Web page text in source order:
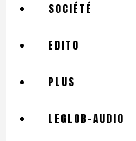
SOCIÉTÉ
EDITO
PLUS
LEGLOB-AUDIO